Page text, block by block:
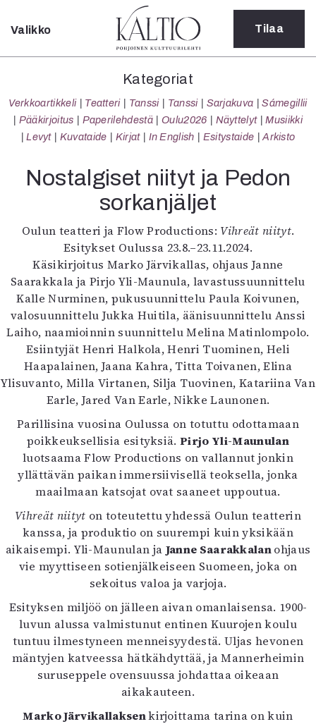
Sulje
Kategoriat
Verkkoartikkeli
Teatteri
Tanssi
Sarjakuva
Sámegillii
Pääkirjoitus
Oulu2026
Näyttelyt
Musiikki
Levyt
Kuvataide
Kirjat
In English
Esitystaide
Arkisto
Lehdet
4/2026
2–3/2026
1/2026
6/2025
5/2025 saame
5/2025
Lehtiarkisto
Info
Tilaus ja irtonumerot
Yhteistyössä
Toimitus
Mediatiedot
Kaltio ry
Valikko Tilaa
Kategoriat
Verkkoartikkeli Teatteri Tanssi Tanssi Sarjakuva
Sámegillii
Pääkirjoitus
Paperilehdestä Oulu2026 Näyttelyt
Musiikki
Levyt
Kuvataide Kirjat In English Esitystaide Arkisto
Nostalgiset niityt ja Pedon
sorkanjäljet
Oulun teatteri ja Flow Productions: Vihreät niityt.
Esitykset Oulussa 23.8.–23.11.2024.
Käsikirjoitus Marko Järvikallas, ohjaus Janne
Saarakkala ja Pirjo Yli-Maunula, lavastussuunnittelu
Kalle Nurminen, pukusuunnittelu Paula Koivunen,
valosuunnittelu Jukka Huitila, äänisuunnittelu Anssi
Laiho, naamioinnin suunnittelu Melina Matinlompolo.
Esiintyjät Henri Halkola, Henri Tuominen, Heli
Haapalainen, Jaana Kahra, Titta Toivanen, Elina
Ylisuvanto, Milla Virtanen, Silja Tuovinen, Katariina Van
Earle, Jared Van Earle, Nikke Launonen.
Parillisina vuosina Oulussa on totuttu odottamaan
poikkeuksellisia esityksiä.Pirjo Yli-Maunulan
luotsaama Flow Productions on vallannut jonkin
yllättävän paikan immersiivisellä teoksella, jonka
maailmaan katsojat ovat saaneet uppoutua.
Vihreät niityt on toteutettu yhdessä Oulun teatterin
kanssa, ja produktio on suurempi kuin yksikään
aikaisempi. Yli-Maunulan ja Janne Saarakkalanohjaus
vie myyttiseen sotienjälkeiseen Suomeen, joka on
sekoitus valoa ja varjoja.
Esityksen miljöö on jälleen aivan omanlaisensa. 1900-
luvun alussa valmistunut entinen Kuurojen koulu
tuntuu ilmestyneen menneisyydestä. Uljas hevonen
mäntyjen katveessa hätkähdyttää, ja Mannerheimin
suruseppele ovensuussa johdattaa oikeaan
aikakauteen.
Marko Järvikallaksenkirjoittama tarina on kuin